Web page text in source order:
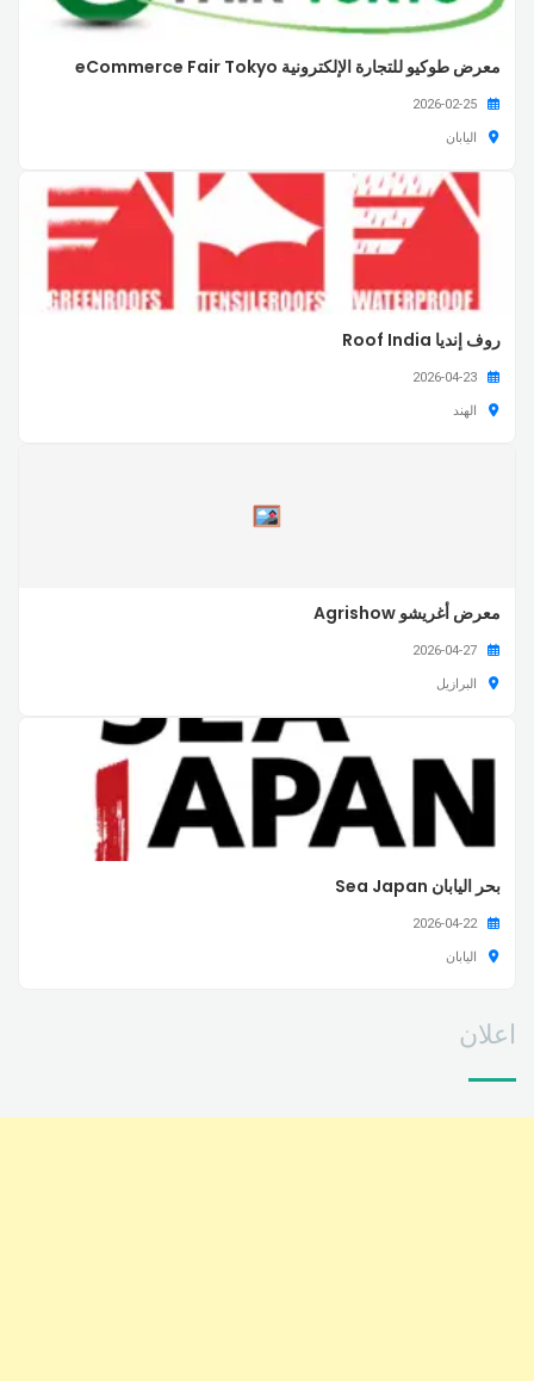
معرض طوكيو للتجارة الإلكترونية eCommerce Fair Tokyo
اليابان
روف إنديا Roof India
الهند
معرض أغريشو Agrishow
البرازيل
بحر اليابان Sea Japan
2026-04-22
اليابان
اعلان